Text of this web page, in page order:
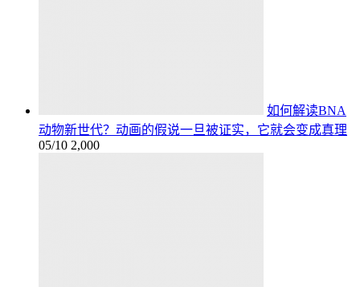
如何解读BNA
动物新世代？动画的假说一旦被证实，它就会变成真理
05/10 2,000